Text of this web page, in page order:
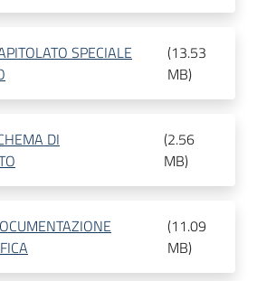
SPECIALE
(13.53
MB)
DI
(2.56
MB)
(11.09
MB)